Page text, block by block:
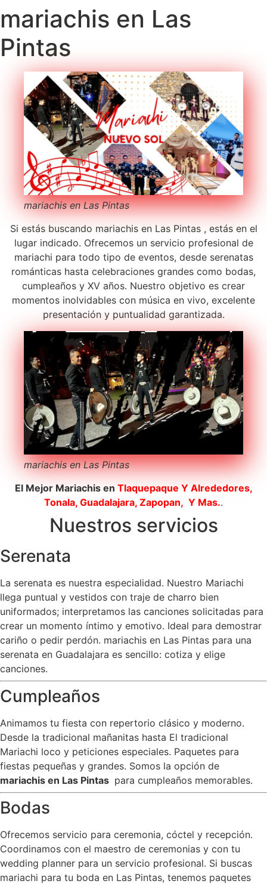
mariachis en Las
Pintas
mariachis en Las Pintas
Si estás buscando mariachis en Las Pintas , estás en el
lugar indicado. Ofrecemos un servicio profesional de
mariachi para todo tipo de eventos, desde serenatas
románticas hasta celebraciones grandes como bodas,
cumpleaños y XV años. Nuestro objetivo es crear
momentos inolvidables con música en vivo, excelente
presentación y puntualidad garantizada.
mariachis en Las Pintas
El Mejor Mariachis en Tlaquepaque Y Alrededores,
Tonala, Guadalajara, Zapopan, Y Mas..
Nuestros servicios
Serenata
La serenata es nuestra especialidad. Nuestro Mariachi
llega puntual y vestidos con traje de charro bien
uniformados; interpretamos las canciones solicitadas para
crear un momento íntimo y emotivo. Ideal para demostrar
cariño o pedir perdón. mariachis en Las Pintas para una
serenata en Guadalajara es sencillo: cotiza y elige
canciones.
Cumpleaños
Animamos tu fiesta con repertorio clásico y moderno.
Desde la tradicional mañanitas hasta El tradicional
Mariachi loco y peticiones especiales. Paquetes para
fiestas pequeñas y grandes. Somos la opción de
mariachis en Las Pintas para cumpleaños memorables.
Bodas
Ofrecemos servicio para ceremonia, cóctel y recepción.
Coordinamos con el maestro de ceremonias y con tu
wedding planner para un servicio profesional. Si buscas
mariachi para tu boda en Las Pintas, tenemos paquetes